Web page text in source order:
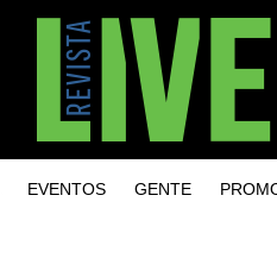
EVENTOS GENTE